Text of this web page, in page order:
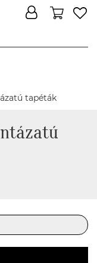
tapéták